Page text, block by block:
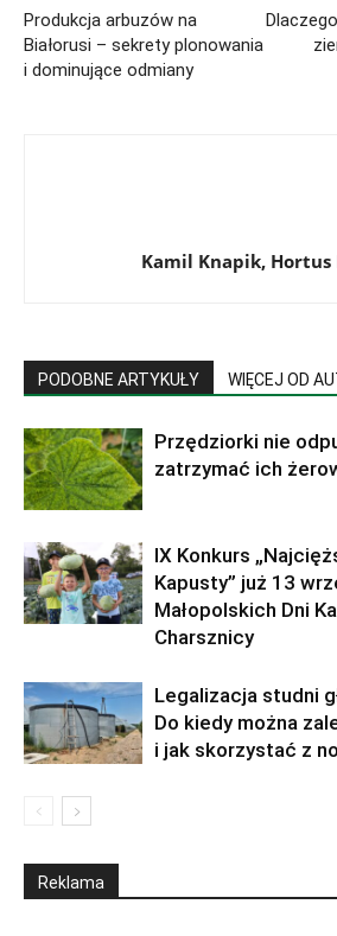
Produkcja arbuzów na
Białorusi – sekrety plonowania
i dominujące odmiany
Kamil Knapik, Hortus
PODOBNE ARTYKUŁY WIĘCEJ OD
Przędziorki nie
zatrzymać ich
IX Konkurs
Kapusty” już 13
Małopolskich Dni
Charsznicy
Legalizacja studni
Do kiedy można
i jak skorzystać z
Reklama